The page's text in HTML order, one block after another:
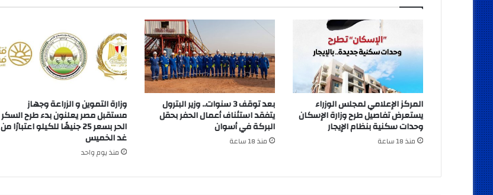
المركز الإعلامي لمجلس الوزراء
يستعرض تفاصيل طرح وزارة الإسكان
وحدات سكنية بنظام الإيجار
منذ 18 ساعة
بعد توقف 3 سنوات.. وزير البترول
يتفقد استئناف أعمال الحفر بحقل
البركة في أسوان
منذ 18 ساعة
وزارة التموين و الزراعة وجهاز
مستقبل مصر يعلنون بدء طرح السكر
الحر بسعر 25 جنيهًا للكيلو اعتبارًا من
غد الخميس
منذ يوم واحد